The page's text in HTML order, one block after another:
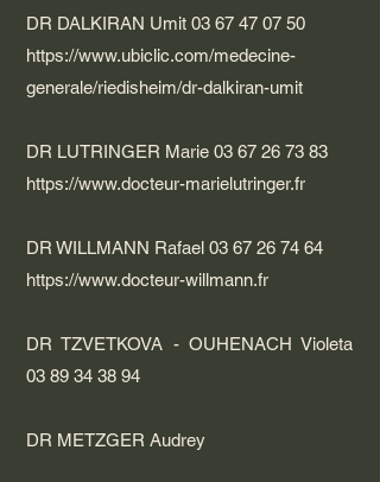
DR DALKIRAN Umit 03 67 47 07 50
https://www.ubiclic.com/medecine-
generale/riedisheim/dr-dalkiran-umit
DR LUTRINGER Marie 03 67 26 73 83
https://www.docteur-marielutringer.fr
DR WILLMANN Rafael 03 67 26 74 64
https://www.docteur-willmann.fr
DR TZVETKOVA - OUHENACH Violeta
03 89 34 38 94
DR METZGER Audrey